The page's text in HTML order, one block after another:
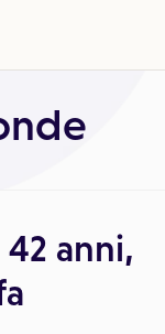
anni,